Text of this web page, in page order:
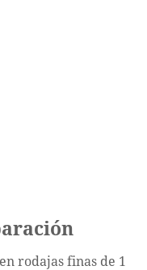
rodajas finas de 1